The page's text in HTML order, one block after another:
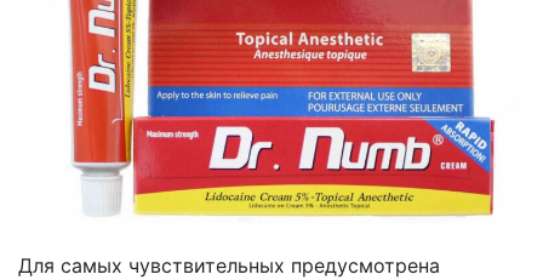
Для самых чувствительных предусмотрена